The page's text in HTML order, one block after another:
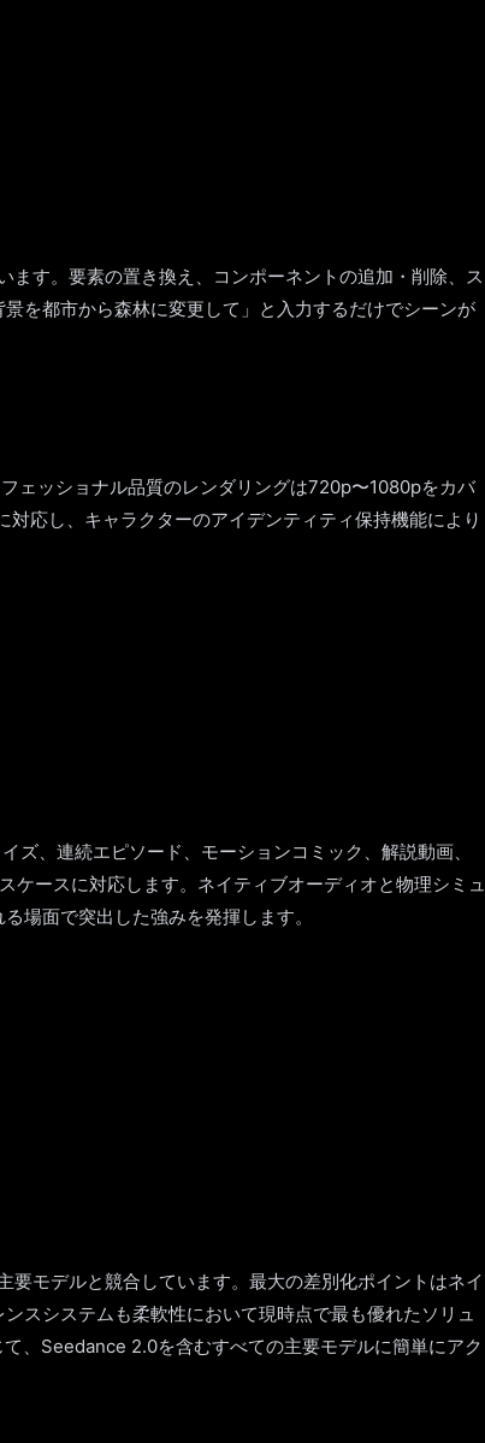
す。要素の置き換え、コンポーネントの追加・削除、ス
を都市から森林に変更して」と入力するだけでシーンが
ェッショナル品質のレンダリングは720p〜1080pをカバ
応し、キャラクターのアイデンティティ保持機能により
、連続エピソード、モーションコミック、解説動画、
ケースに対応します。ネイティブオーディオと物理シミュ
場面で突出した強みを発揮します。
モデルと競合しています。最大の差別化ポイントはネイ
スシステムも柔軟性において現時点で最も優れたソリュ
、Seedance 2.0を含むすべての主要モデルに簡単にアク